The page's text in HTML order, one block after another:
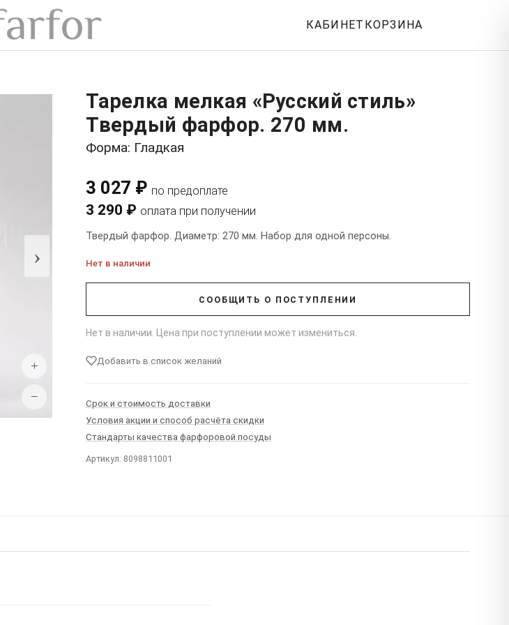
КАБИНЕТ КОРЗИНА
›
+
−
Тарелка мелкая «Русский стиль»
Твердый фарфор. 270 мм.
Форма: Гладкая
3 027 ₽ по предоплате
3 290 ₽ оплата при получении
Твердый фарфор. Диаметр: 270 мм. Набор для одной персоны.
Нет в наличии
СООБЩИТЬ О ПОСТУПЛЕНИИ
Нет в наличии. Цена при поступлении может измениться.
Добавить в список желаний
Срок и стоимость доставки
Условия акции и способ расчёта скидки
Стандарты качества фарфоровой посуды
Артикул: 8098811001